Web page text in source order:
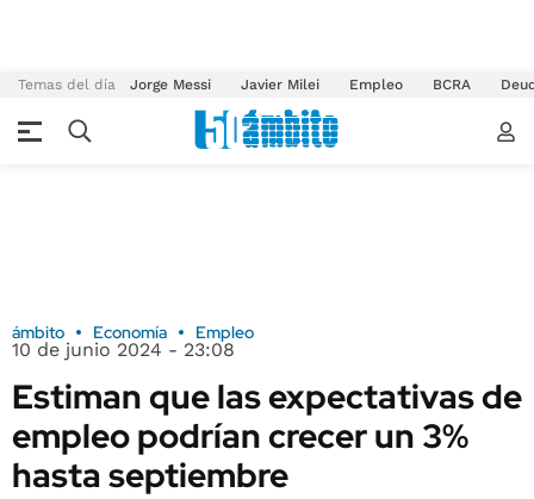
Temas del día Jorge Messi Javier Milei Empleo BCRA
ámbito Economía Empleo
10 de junio 2024 - 23:08
Estiman que las expectativas de
empleo podrían crecer un 3%
hasta septiembre